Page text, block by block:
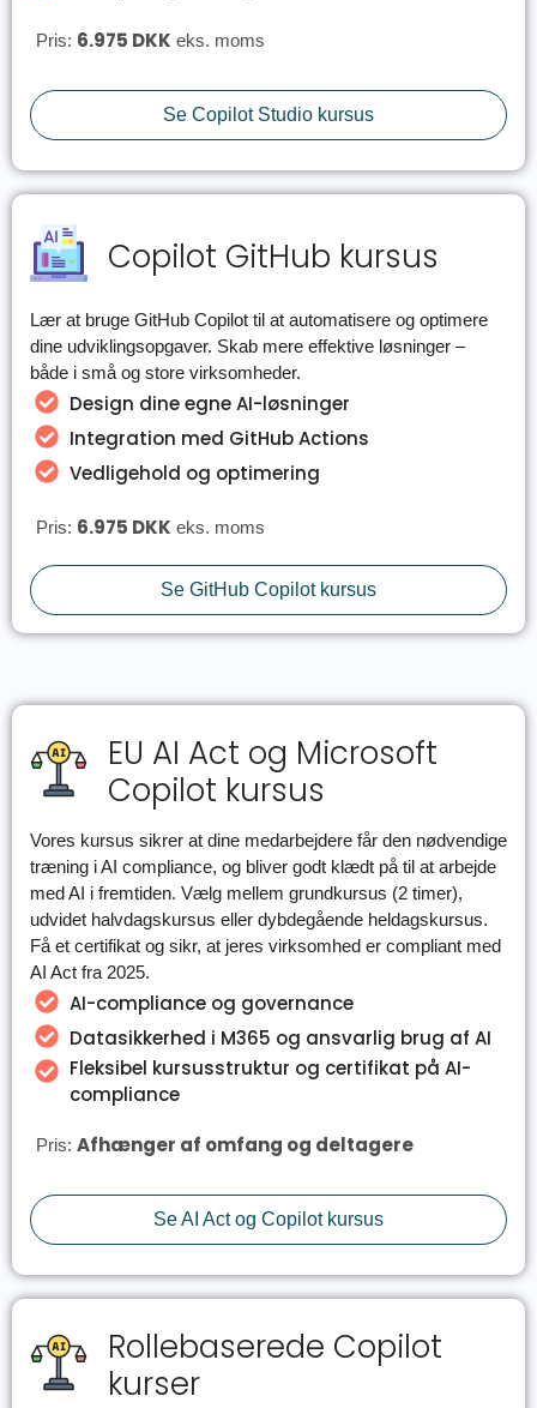
Pris: 6.975 DKK eks. moms
Se Copilot Studio kursus
Copilot GitHub kursus
Lær at bruge GitHub Copilot til at automatisere og optimere
dine udviklingsopgaver. Skab mere effektive løsninger –
både i små og store virksomheder.
Design dine egne AI-løsninger
Integration med GitHub Actions
Vedligehold og optimering
Pris: 6.975 DKK eks. moms
Se GitHub Copilot kursus
EU AI Act og Microsoft
Copilot kursus
Vores kursus sikrer at dine medarbejdere får den nødvendige
træning i AI compliance, og bliver godt klædt på til at arbejde
med AI i fremtiden. Vælg mellem grundkursus (2 timer),
udvidet halvdagskursus eller dybdegående heldagskursus.
Få et certifikat og sikr, at jeres virksomhed er compliant med
AI Act fra 2025.
AI-compliance og governance
Datasikkerhed i M365 og ansvarlig brug af AI
Fleksibel kursusstruktur og certifikat på AI-
compliance
Pris: Afhænger af omfang og deltagere
Se AI Act og Copilot kursus
Rollebaserede Copilot
kurser